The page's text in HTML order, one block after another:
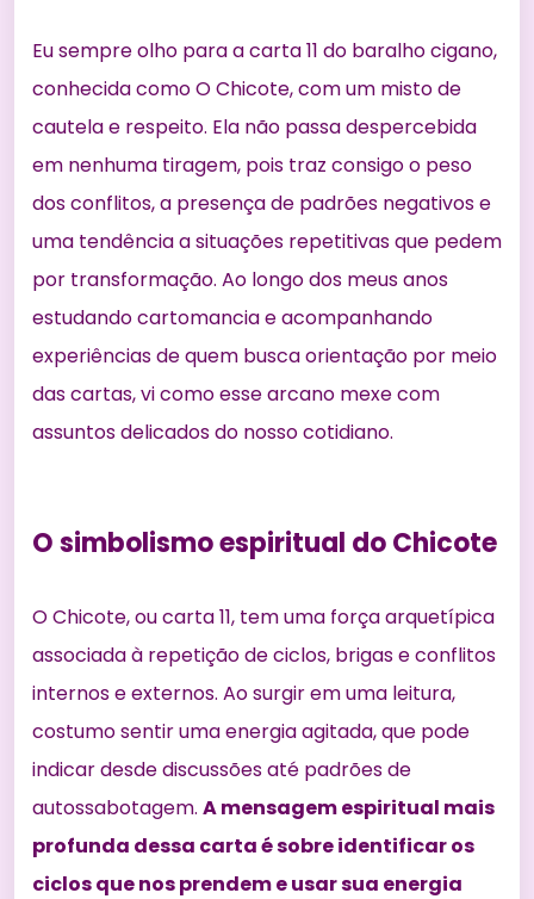
Eu sempre olho para a carta 11 do baralho cigano,
conhecida como O Chicote, com um misto de
cautela e respeito. Ela não passa despercebida
em nenhuma tiragem, pois traz consigo o peso
dos conflitos, a presença de padrões negativos e
uma tendência a situações repetitivas que pedem
por transformação. Ao longo dos meus anos
estudando cartomancia e acompanhando
experiências de quem buscaorientação por meio
das cartas, vi como esse arcano mexe com
assuntos delicados do nosso cotidiano.
O simbolismo espiritual do Chicote
O Chicote, ou carta 11, tem uma força arquetípica
associada à repetição de ciclos, brigas e conflitos
internos e externos. Ao surgir em uma leitura,
costumo sentir uma energia agitada, que pode
indicar desde discussões até padrões de
autossabotagem. A mensagem espiritual mais
profunda dessa carta é sobre identificar os
ciclos que nos prendem e usar sua energia